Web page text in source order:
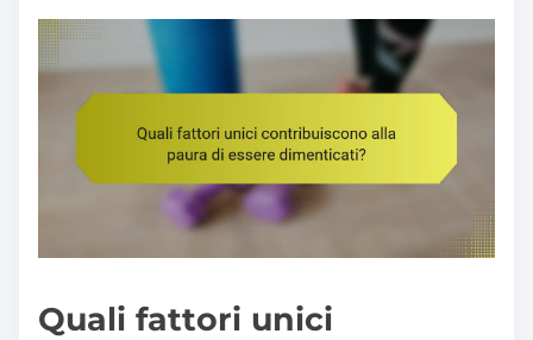
Quali fattori unici